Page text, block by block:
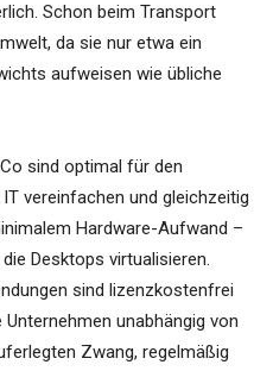
Schon beim Transport
da sie nur etwa ein
aufweisen wie übliche
sind optimal für den
vereinfachen und gleichzeitig
Hardware-Aufwand –
Desktops virtualisieren.
sind lizenzkostenfrei
unabhängig von
Zwang, regelmäßig